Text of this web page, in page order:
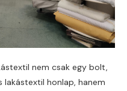
nem csak egy bolt,
honlap, hanem